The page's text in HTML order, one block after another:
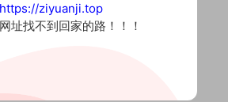
真合
https://ziyuanji.top
址找不到回家的路！！！